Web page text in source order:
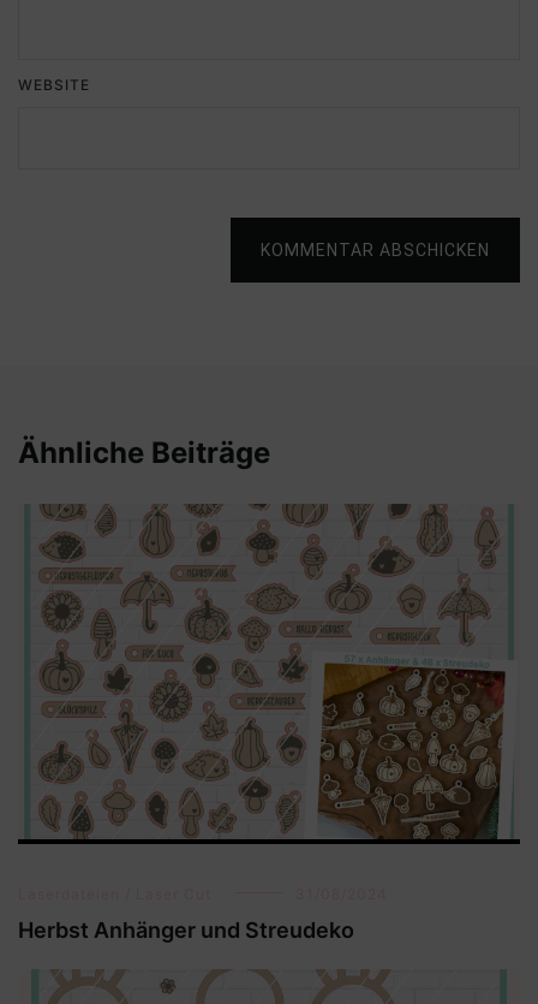
WEBSITE
KOMMENTAR ABSCHICKEN
Ähnliche Beiträge
Herbst Anhänger und Streudeko